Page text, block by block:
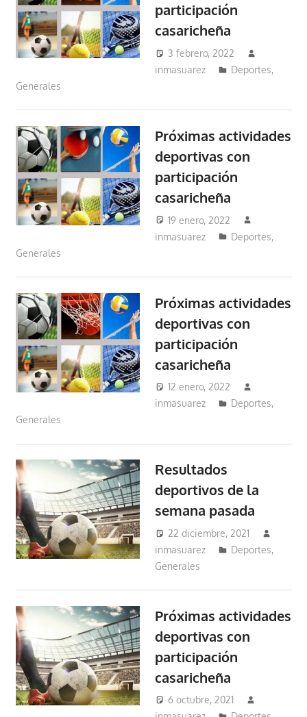
participación
casaricheña
3 febrero, 2022
inmasuarez
Deportes,
Generales
Próximas actividades
deportivas con
participación
casaricheña
19 enero, 2022
inmasuarez
Deportes,
Generales
Próximas actividades
deportivas con
participación
casaricheña
12 enero, 2022
inmasuarez
Deportes,
Generales
Resultados
deportivos de la
semana pasada
22 diciembre, 2021
inmasuarez
Deportes,
Generales
Próximas actividades
deportivas con
participación
casaricheña
6 octubre, 2021